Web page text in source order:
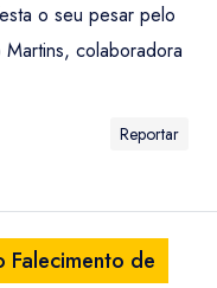
o seu pesar pelo
colaboradora
Reportar
Falecimento de